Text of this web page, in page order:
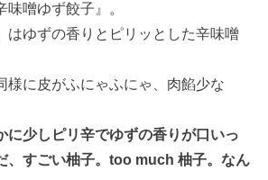
噌ゆず餃子』。
はゆずの香りとピリッとした辛味噌
様に皮がふにゃふにゃ、肉餡少な
に少しピリ辛でゆずの香りが口いっ
、すごい柚子。too much 柚子。なん